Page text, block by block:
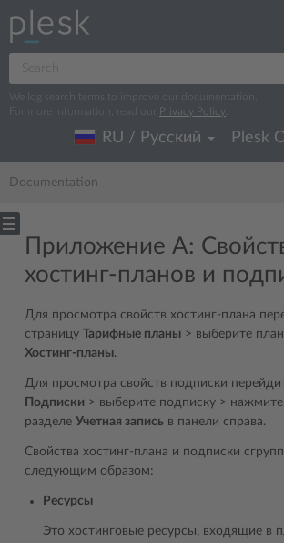
We log search terms to improve our documentation.
For more information, read our
Privacy Policy
RU / Русский Plesk
Documentation
Приложение A:
хостинг-планов и
Для просмотра свойств хостинг-плана
страницу Тарифные планы > выберите
Хостинг-планы.
Для просмотра свойств подписки
Подписки > выберите подписку > нажмите
разделе Учетная запись в панели справа.
Свойства хостинг-плана и подписки
следующим образом:
Ресурсы
Это хостинговые ресурсы, входящие в